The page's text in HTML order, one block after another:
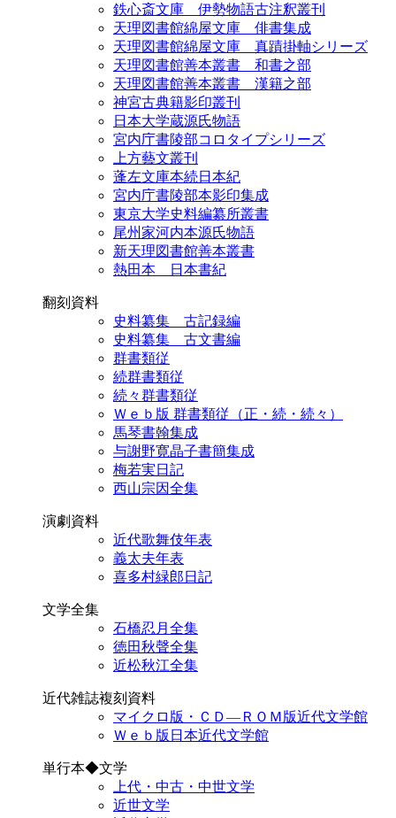
鉄心斎文庫 伊勢物語古注釈叢刊
天理図書館綿屋文庫 俳書集成
天理図書館綿屋文庫 真蹟掛軸シリーズ
天理図書館善本叢書 和書之部
天理図書館善本叢書 漢籍之部
神宮古典籍影印叢刊
日本大学蔵源氏物語
宮内庁書陵部コロタイプシリーズ
上方藝文叢刊
蓬左文庫本続日本紀
宮内庁書陵部本影印集成
東京大学史料編纂所叢書
尾州家河内本源氏物語
新天理図書館善本叢書
熱田本 日本書紀
翻刻資料
史料纂集 古記録編
史料纂集 古文書編
群書類従
続群書類従
続々群書類従
Ｗｅｂ版 群書類従（正・続・続々）
馬琴書翰集成
与謝野寛晶子書簡集成
梅若実日記
西山宗因全集
演劇資料
近代歌舞伎年表
義太夫年表
喜多村緑郎日記
文学全集
石橋忍月全集
徳田秋聲全集
近松秋江全集
近代雑誌複刻資料
マイクロ版・ＣＤ―ＲＯＭ版近代文学館
Ｗｅｂ版日本近代文学館
単行本◆文学
上代・中古・中世文学
近世文学